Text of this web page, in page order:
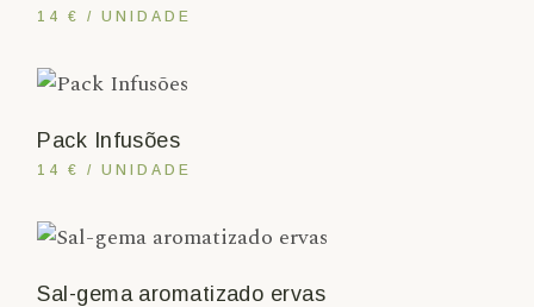
14 € / UNIDADE
Pack Infusões
14 € / UNIDADE
Sal-gema aromatizado ervas